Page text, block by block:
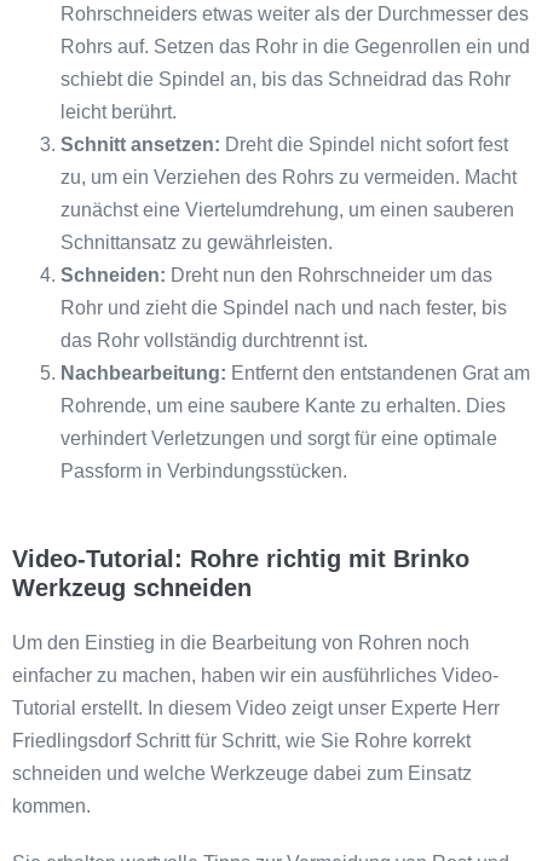
Rohrschneiders etwas weiter als der Durchmesser des
Rohrs auf. Setzen das Rohr in die Gegenrollen ein und
schiebt die Spindel an, bis das Schneidrad das Rohr
leicht berührt.
Schnitt ansetzen: Dreht die Spindel nicht sofort fest
zu, um ein Verziehen des Rohrs zu vermeiden. Macht
zunächst eine Viertelumdrehung, um einen sauberen
Schnittansatz zu gewährleisten.
Schneiden: Dreht nun den Rohrschneider um das
Rohr und zieht die Spindel nach und nach fester, bis
das Rohr vollständig durchtrennt ist.
Nachbearbeitung: Entfernt den entstandenen Grat am
Rohrende, um eine saubere Kante zu erhalten. Dies
verhindert Verletzungen und sorgt für eine optimale
Passform in Verbindungsstücken.
Video-Tutorial: Rohre richtig mit Brinko
Werkzeug schneiden
Um den Einstieg in die Bearbeitung von Rohren noch
einfacher zu machen, haben wir ein ausführliches Video-
Tutorial erstellt. In diesem Video zeigt unser Experte Herr
Friedlingsdorf Schritt für Schritt, wie Sie Rohre korrekt
schneiden und welche Werkzeuge dabei zum Einsatz
kommen.